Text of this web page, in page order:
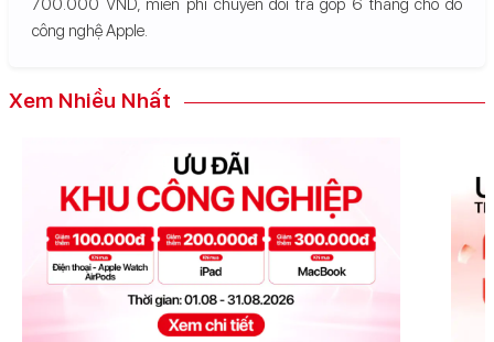
700.000 VND, miễn phí chuyển đổi trả góp 6 tháng cho đồ
công nghệ Apple.
Xem Nhiều Nhất